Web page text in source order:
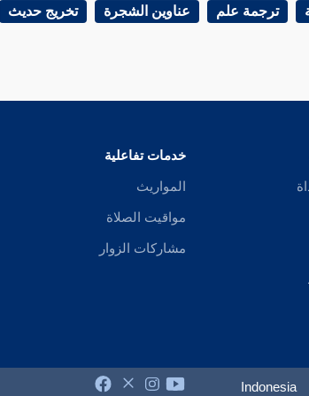
ترجمة علم عناوين الشجرة تخريج حديث
خدمات تفاعلية
المواريث
مواقيت الصلاة
مشاركات الزوار
Indonesia